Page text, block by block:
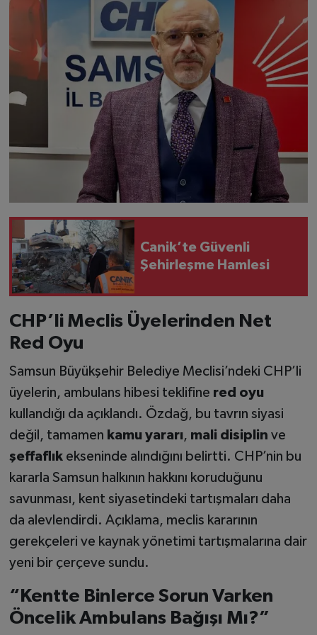
Canik’te Güvenli
Şehirleşme Hamlesi
CHP’li Meclis Üyelerinden Net
Red Oyu
Samsun Büyükşehir Belediye Meclisi’ndeki CHP’li
üyelerin, ambulans hibesi teklifine red oyu
kullandığı da açıklandı. Özdağ, bu tavrın siyasi
değil, tamamen kamu yararı, mali disiplin ve
şeffaflıkekseninde alındığını belirtti. CHP’nin bu
kararla Samsun halkının hakkını koruduğunu
savunması, kent siyasetindeki tartışmaları daha
da alevlendirdi. Açıklama, meclis kararının
gerekçeleri ve kaynak yönetimi tartışmalarına dair
yeni bir çerçeve sundu.
“Kentte Binlerce Sorun Varken
Öncelik Ambulans Bağışı Mı?”